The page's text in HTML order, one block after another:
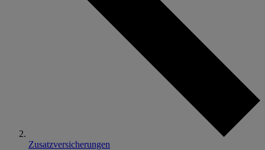
Zusatzversicherungen